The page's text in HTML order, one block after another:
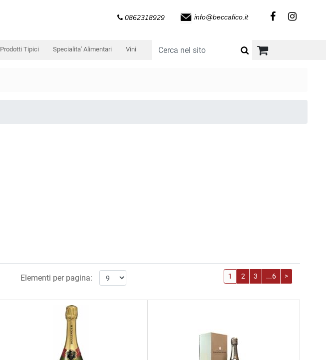
0862318929 info@beccafico.it
Prodotti Tipici Specialita' Alimentari Vini
Elementi per pagina: 1 2 3 ...6 >